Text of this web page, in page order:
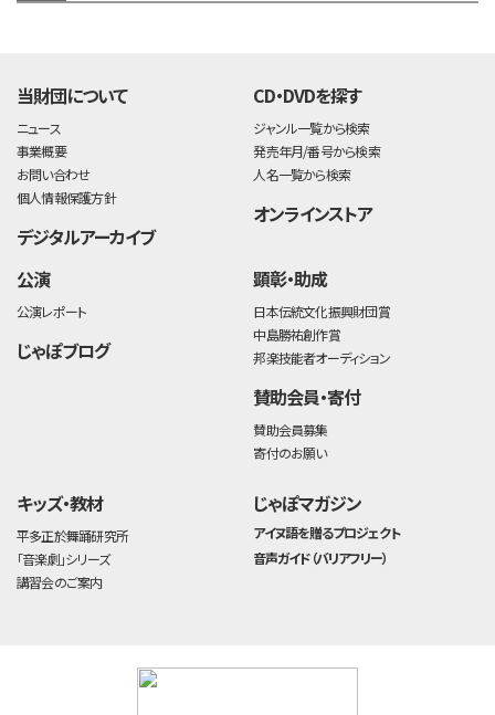
当財団について
ニュース
事業概要
お問い合わせ
個人情報保護方針
デジタルアーカイブ
CD・DVDを探す
ジャンル一覧から検索
発売年月/番号から検索
人名一覧から検索
オンラインストア
公演
公演レポート
じゃぽブログ
顕彰・助成
日本伝統文化振興財団賞
中島勝祐創作賞
邦楽技能者オーディション
賛助会員・寄付
賛助会員募集
寄付のお願い
キッズ・教材
平多正於舞踊研究所
「音楽劇」シリーズ
講習会のご案内
じゃぽマガジン
アイヌ語を贈るプロジェクト
音声ガイド（バリアフリー）